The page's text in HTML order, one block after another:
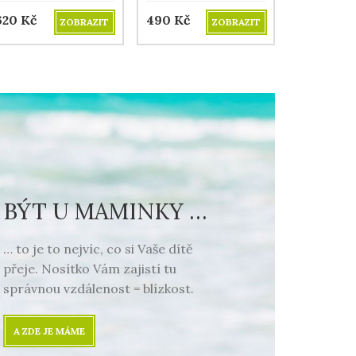
geometrie obsahující
posvátné
Kč ZOBRAZIT
geometrie obsahující
starověké posvátné
490 Kč ZOBRAZIT
BÝT U MAMINKY …
… to je to nejvíc, co si Vaše dítě
přeje. Nosítko Vám zajistí tu
správnou vzdálenost = blízkost.
A ZDE JE MÁME